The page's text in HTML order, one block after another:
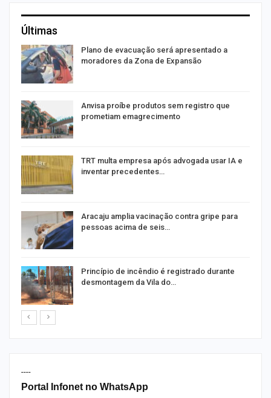
Últimas
Plano de evacuação será apresentado a
moradores da Zona de Expansão
Anvisa proíbe produtos sem registro que
prometiam emagrecimento
TRT multa empresa após advogada usar IA e
inventar precedentes…
Aracaju amplia vacinação contra gripe para
pessoas acima de seis…
Princípio de incêndio é registrado durante
desmontagem da Vila do…
----
Portal Infonet no WhatsApp